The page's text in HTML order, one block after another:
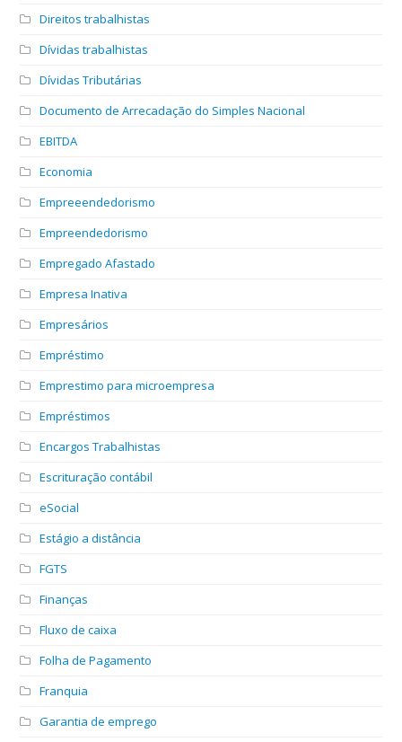
Direitos trabalhistas
Dívidas trabalhistas
Dívidas Tributárias
Documento de Arrecadação do Simples Nacional
EBITDA
Economia
Empreeendedorismo
Empreendedorismo
Empregado Afastado
Empresa Inativa
Empresários
Empréstimo
Emprestimo para microempresa
Empréstimos
Encargos Trabalhistas
Escrituração contábil
eSocial
Estágio a distância
FGTS
Finanças
Fluxo de caixa
Folha de Pagamento
Franquia
Garantia de emprego